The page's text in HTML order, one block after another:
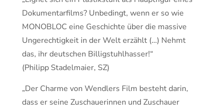
Dokumentarfilms? Unbedingt, wenn er so wie
MONOBLOC eine Geschichte über die massive
Ungerechtigkeit in der Welt erzählt (…) Nehmt
das, ihr deutschen Billigstuhlhasser!“
(Philipp Stadelmaier, SZ)
„Der Charme von Wendlers Film besteht darin,
dass er seine Zuschauerinnen und Zuschauer